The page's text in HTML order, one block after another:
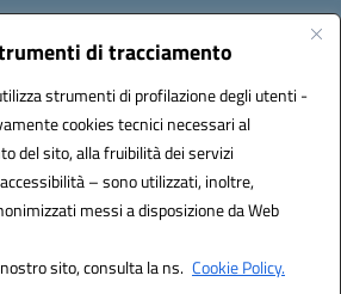
di tracciamento
strumenti di profilazione degli utenti -
cookies tecnici necessari al
del sito, alla fruibilità dei servizi
– sono utilizzati, inoltre,
messi a disposizione da Web
sito, consulta la ns. Cookie Policy.
ANGELO ROTH
Codice meccanografico: SSIS019006
PEC: SSIS019006@pec.istruzione.it
Powered by 3D Solution S.r.l.
& Design by Designers Italia